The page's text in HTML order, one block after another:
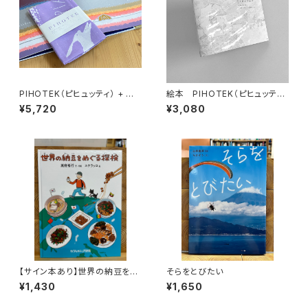
PIHOTEK（ピヒュッティ） + オリ
ジナルふろしき（薄紫）セット
¥5,720
絵本 PIHOTEK（ピヒュッティ）
北極を風と歩く
¥3,080
【サイン本あり】世界の納豆をめ
ぐる探検
¥1,430
そらをとびたい
¥1,650